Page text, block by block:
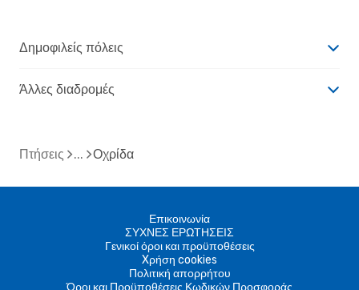
Δημοφιλείς πόλεις
Άλλες διαδρομές
Πτήσεις Οχρίδα
Επικοινωνία
ΣΥΧΝΕΣ ΕΡΩΤΗΣΕΙΣ
Γενικοί όροι και προϋποθέσεις
Xρήση cookies
Πολιτική απορρήτου
Όροι και Προϋποθέσεις Κωδικών Προσφοράς